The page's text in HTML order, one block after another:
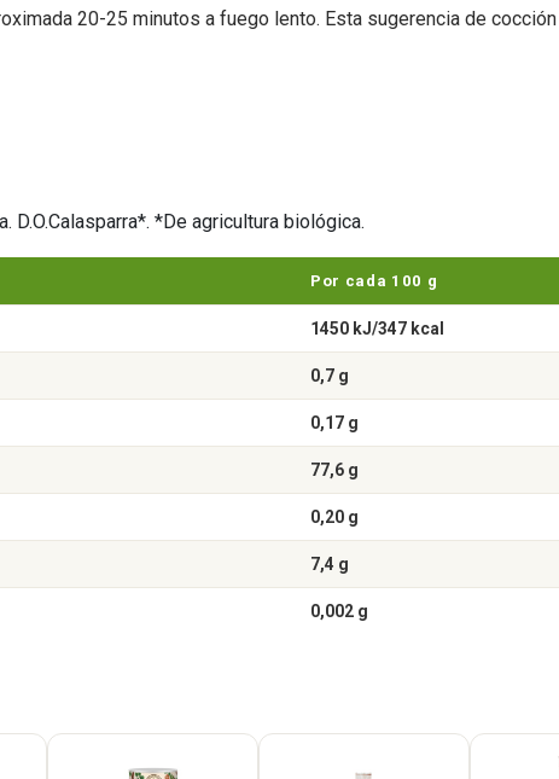
20-25 minutos a fuego lento. Esta sugerencia de
D.O.Calasparra*. *De agricultura biológica.
Por cada 100 g
1450 kJ/347 kcal
0,7 g
0,17 g
77,6 g
0,20 g
7,4 g
0,002 g